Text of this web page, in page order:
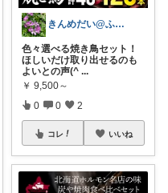
きんめだい@ふるさと納税を楽しむ
色々選べる焼き鳥セット！
ほしいだけ取り出せるのも
よいとの声(^ ...
￥ 9,500～
0 0 2
コレ いいね